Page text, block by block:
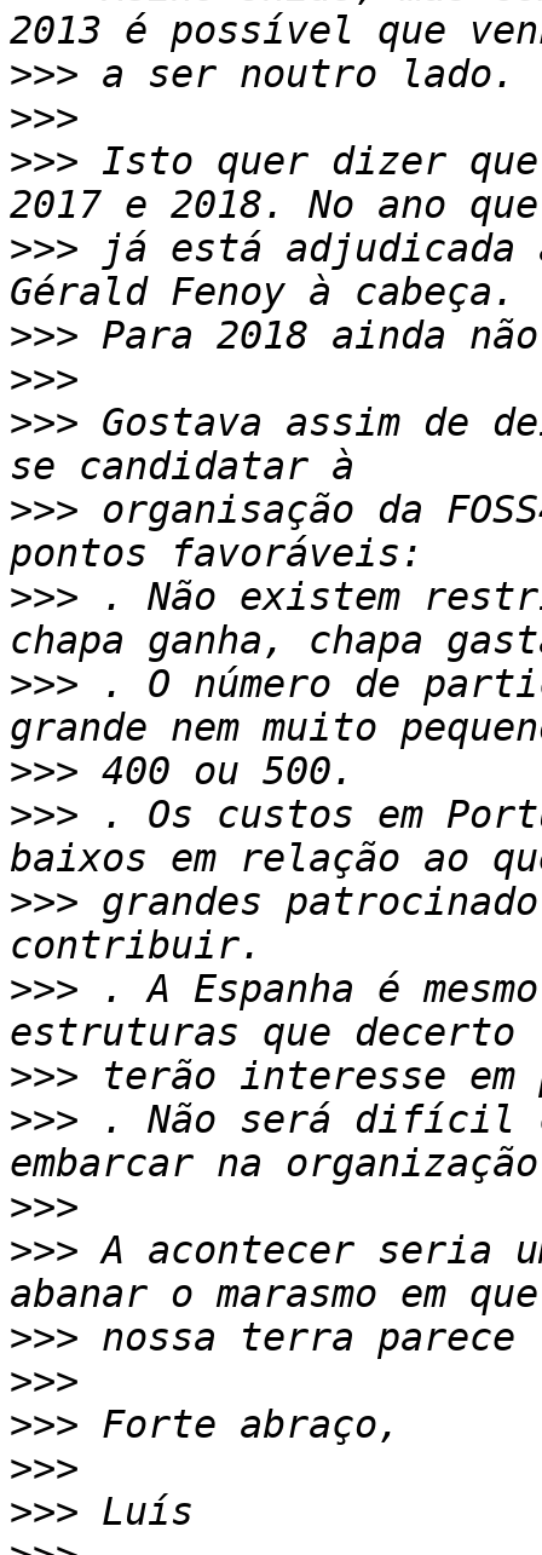
>>>
>>>
>>> Isto quer dizer que
>>> já está adjudicada
>>>
>>>
>>> Gostava assim de
>>> organisação da
>>> . Não existem
>>> . O número de
>>>
>>> . Os custos em
>>> grandes
>>> . A Espanha é
>>>
>>> . Não será difícil
>>>
>>> A acontecer seria
>>>
>>>
>>>
>>>
>>>